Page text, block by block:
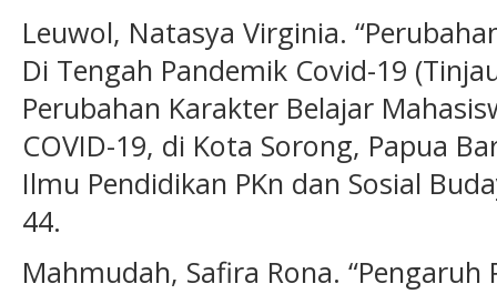
Leuwol, Natasya Virginia.
Di Tengah Pandemik Covid-19
Perubahan Karakter Belajar
COVID-19, di Kota Sorong, Papua
Ilmu Pendidikan PKn dan Sosial
44.
Mahmudah, Safira Rona.